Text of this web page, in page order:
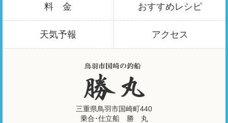
料 金 おすすめレシピ
天気予報 アクセス
三重県鳥羽市国崎町440
乗合･仕立船 勝 丸